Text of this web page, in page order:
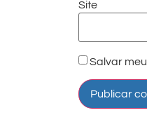
Site
Salvar